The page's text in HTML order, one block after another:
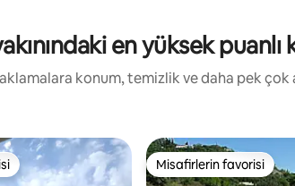
en yüksek
konum, temizlik ve daha pek çok
en beğenilenler arasındaMisafirlerin favorisi
Misafirlerin favorisi